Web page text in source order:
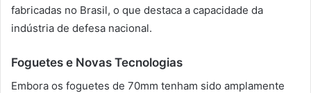
fabricadas no Brasil, o que destaca a capacidade da
indústria de defesa nacional.
Foguetes e Novas Tecnologias
Embora os foguetes de 70mm tenham sido amplamente